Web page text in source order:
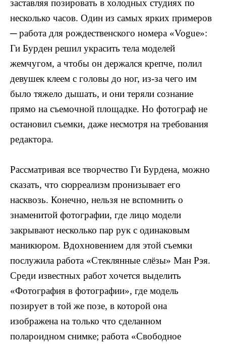
заставляя позировать в холодных студиях по
несколько часов. Один из самых ярких примеров
─ работа для рождественского номера «Vogue»:
Ги Бурден решил украсить тела моделей
жемчугом, а чтобы он держался крепче, полил
девушек клеем с головы до ног, из-за чего им
было тяжело дышать, и они теряли сознание
прямо на съемочной площадке. Но фотограф не
остановил съемки, даже несмотря на требования
редактора.
Рассматривая все творчество Ги Бурдена, можно
сказать, что сюрреализм пронизывает его
насквозь. Конечно, нельзя не вспомнить о
знаменитой фотографии, где лицо модели
закрывают несколько пар рук с одинаковым
маникюром. Вдохновением для этой съемки
послужила работа «Стеклянные слёзы» Ман Рэя.
Среди известных работ хочется выделить
«Фотография в фотографии», где модель
позирует в той же позе, в которой она
изображена на только что сделанном
полароидном снимке; работа «Свободное